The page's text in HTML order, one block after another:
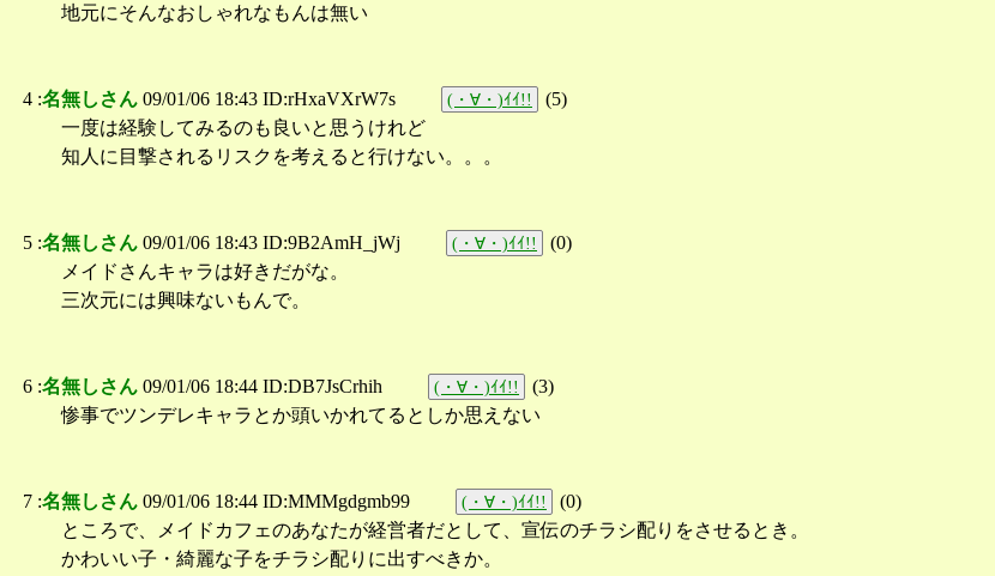
地元にそんなおしゃれなもんは無い
4 :名無しさん 09/01/06 18:43 ID:rHxaVXrW7s (・∀・)ｲｲ!! (5)
一度は経験してみるのも良いと思うけれど
知人に目撃されるリスクを考えると行けない。。。
5 :名無しさん 09/01/06 18:43 ID:9B2AmH_jWj (・∀・)ｲｲ!! (0)
メイドさんキャラは好きだがな。
三次元には興味ないもんで。
6 :名無しさん 09/01/06 18:44 ID:DB7JsCrhih (・∀・)ｲｲ!! (3)
惨事でツンデレキャラとか頭いかれてるとしか思えない
7 :名無しさん 09/01/06 18:44 ID:MMMgdgmb99 (・∀・)ｲｲ!! (0)
ところで、メイドカフェのあなたが経営者だとして、宣伝のチラシ配りをさせるとき。
かわいい子・綺麗な子をチラシ配りに出すべきか。